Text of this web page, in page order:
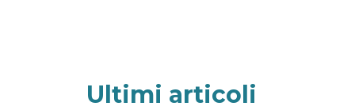
Ultimi articoli